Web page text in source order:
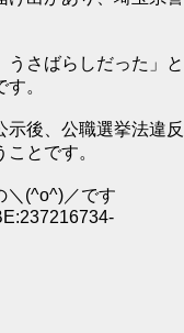
さばらしだった」と
。
後、公職選挙法違反
とです。
＼(^o^)／です